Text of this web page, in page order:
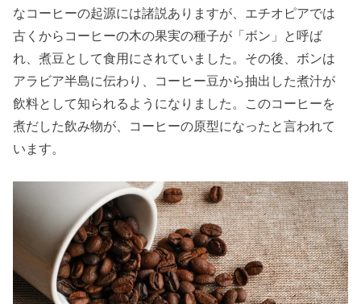
なコーヒーの起源には諸説ありますが、エチオピアでは
古くからコーヒーの木の果実の種子が「ボン」と呼ば
れ、煮豆として食用にされていました。その後、ボンは
アラビア半島に伝わり、コーヒー豆から抽出した煮汁が
飲料として知られるようになりました。このコーヒーを
煮だした飲み物が、コーヒーの原型になったと言われて
います。